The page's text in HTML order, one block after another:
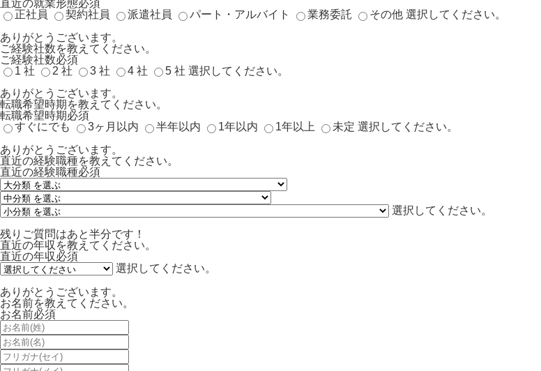
直近の就業形態必須
正社員
契約社員 派遣社員 パート・アルバイト 業務委託 その他 選択してください。
ありがとうございます。
ご経験社数を教えてください。
ご経験社数必須
1 社
2 社 3 社 4 社 5 社 選択してください。
ありがとうございます。
転職希望時期を教えてください。
転職希望時期必須
すぐにでも
3ヶ月以内 半年以内 1年以内 1年以上 未定 選択してください。
ありがとうございます。
直近の経験職種を教えてください。
直近の経験職種必須
選択してください。
残りご質問はあと半分です！
直近の年収を教えてください。
直近の年収必須
選択してください。
ありがとうございます。
お名前を教えてください。
お名前必須